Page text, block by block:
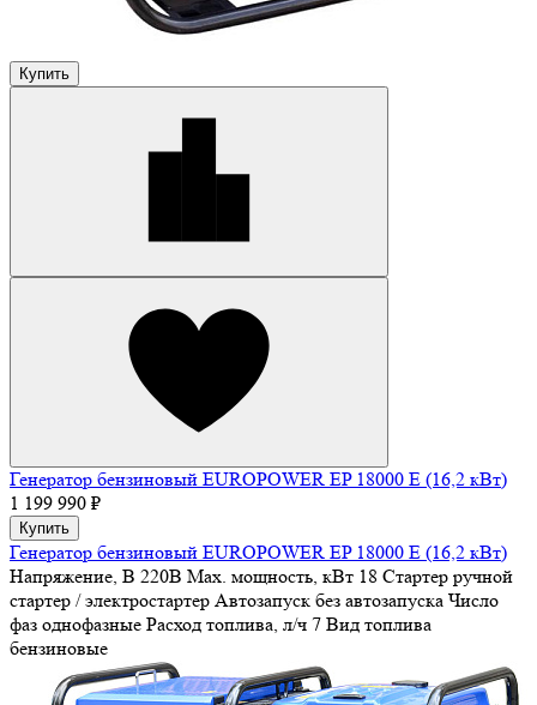
Купить
Генератор бензиновый EUROPOWER EP 18000 E (16,2 кВт)
1 199 990 ₽
Купить
Генератор бензиновый EUROPOWER EP 18000 E (16,2 кВт)
Напряжение, В 220В Max. мощность, кВт 18 Стартер ручной
стартер / электростартер Автозапуск без автозапуска Число
фаз однофазные Расход топлива, л/ч 7 Вид топлива
бензиновые